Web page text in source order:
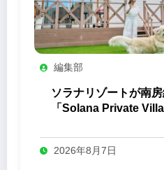
編集部
ソラナリゾートが南
「Solana Private
2026年8月7日